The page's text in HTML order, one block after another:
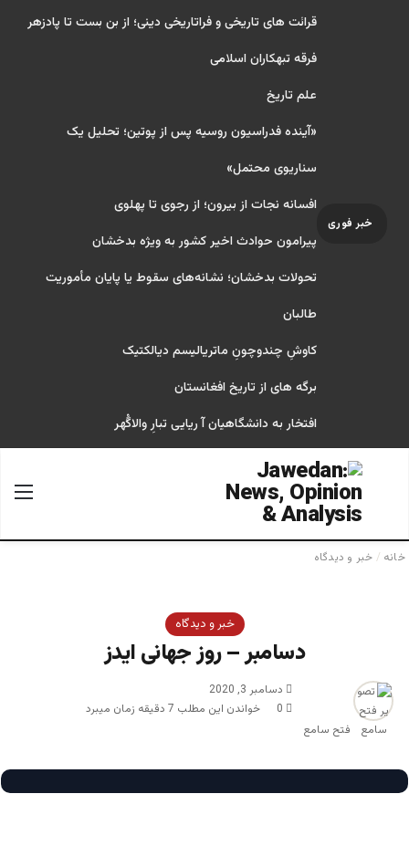
خبر فوری
قرائت های تاریخی و فراتاریخی دینی؛ از بن بست تا پادزهر
فرقه تبهکاران اسلامی
علم تاریخ
«آینده فدراسیون روسیه پس از پوتین؛ تحلیل یک
سناریوی محتمل»
افسانه نجات از بیرون؛ از رجوی تا پهلوی
پیرامون حوادث اخیر کشور به ویژه بدخشان
تحولات بدخشان؛ نشانه‌های سقوط یا پایان مأموریت
طالبان
کاوشِ چندو‌چونِ ماتریالیسم دیالکتیک
برگه های از تاریخ افغانستان
افتخار به دانشگاهیان آ ریایی تبارِ والاگُهر
جستجو برای
خانه / خبر و دیدگاه
خبر و دیدگاه
دسامبر – روز جهانی ایدز
فتح سامع
دسامبر 3, 2020
0
خواندن این مطلب 7 دقیقه زمان میبرد